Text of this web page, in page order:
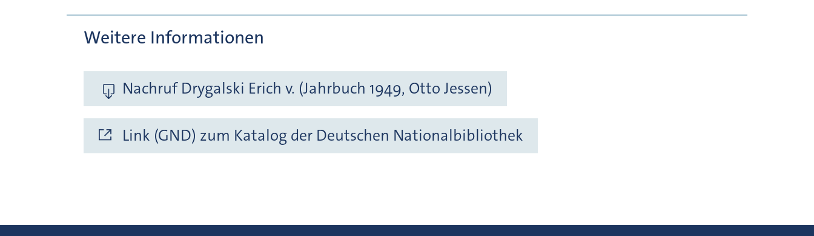
Weitere Informationen
Nachruf Drygalski Erich v. (Jahrbuch 1949, Otto Jessen)
Link (GND) zum Katalog der Deutschen Nationalbibliothek